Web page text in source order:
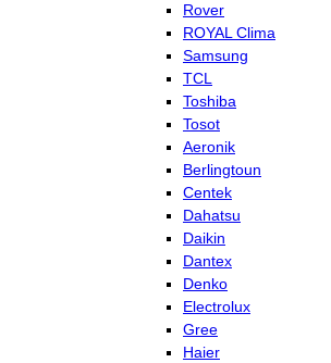
Rover
ROYAL Clima
Samsung
TCL
Toshiba
Tosot
Aeronik
Berlingtoun
Centek
Dahatsu
Daikin
Dantex
Denko
Electrolux
Gree
Haier